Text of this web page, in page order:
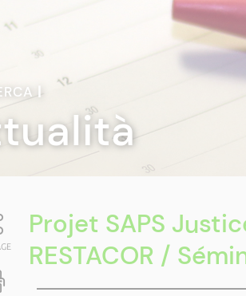
|
Projet SAPS
RESTACOR /